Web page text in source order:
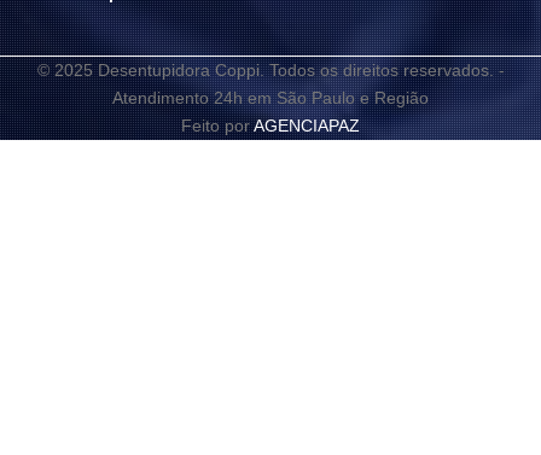
© 2025 Desentupidora Coppi. Todos os direitos reservados. -
Atendimento 24h em São Paulo e Região
Feito porAGENCIAPAZ